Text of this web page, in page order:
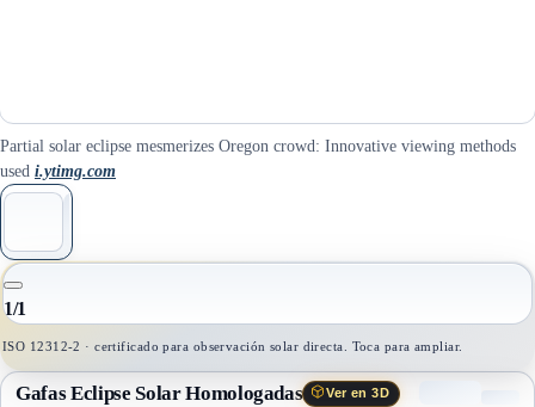
Partial solar eclipse mesmerizes Oregon crowd: Innovative viewing methods
used i.ytimg.com
1/1
ISO 12312-2 · certificado para observación solar directa. Toca para ampliar.
Gafas Eclipse Solar Homologadas Ver en 3D